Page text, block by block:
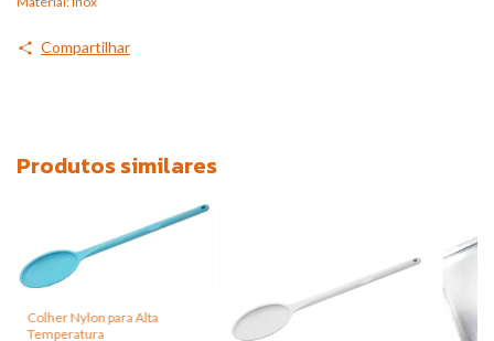
Compartilhar
Produtos similares
Colher Nylon para Alta
Temperatura